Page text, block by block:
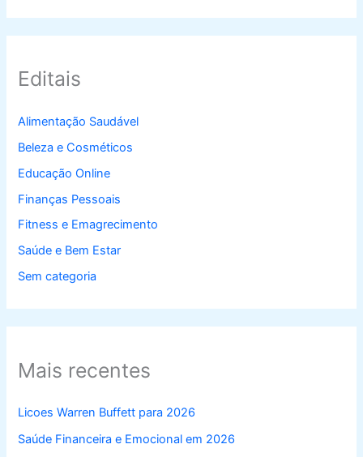
Editais
Alimentação Saudável
Beleza e Cosméticos
Educação Online
Finanças Pessoais
Fitness e Emagrecimento
Saúde e Bem Estar
Sem categoria
Mais recentes
Licoes Warren Buffett para 2026
Saúde Financeira e Emocional em 2026